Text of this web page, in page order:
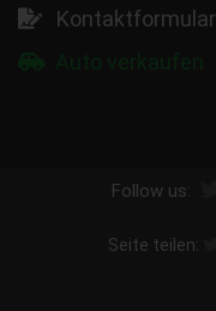
Kontaktformular
Follow us:
Seite teilen: